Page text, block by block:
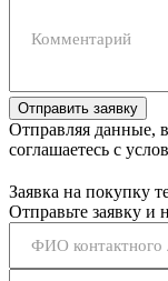
Комментарий
Отправить заявку
Отправляя данные,
соглашаетесь с
Заявка на покупку
Отправьте заявку
ФИО контактного